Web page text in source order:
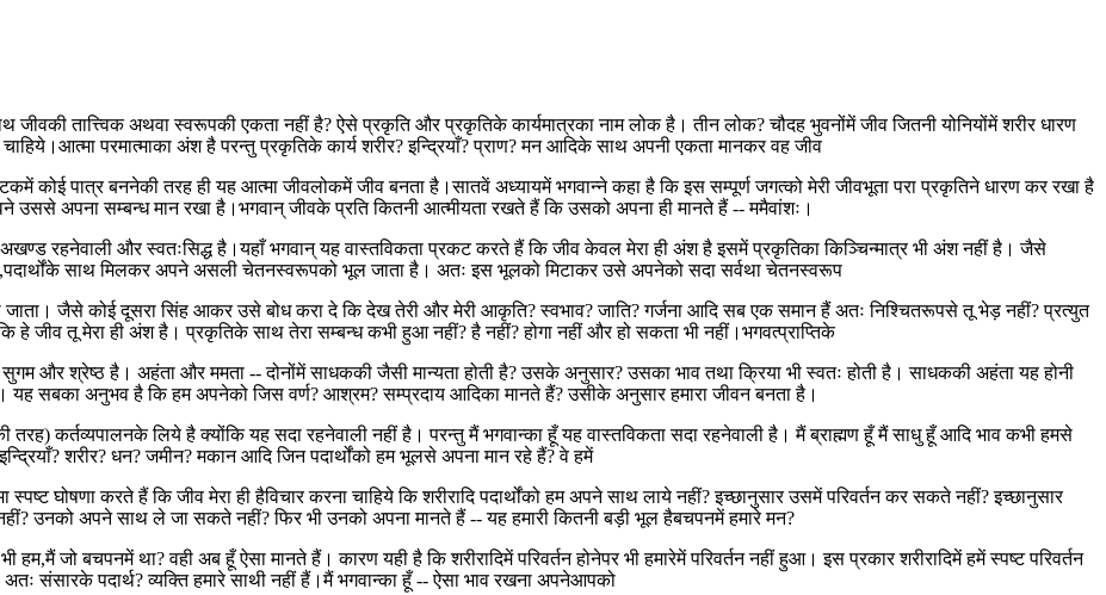
तात्त्विक अथवा स्वरूपकी एकता नहीं है? ऐसे प्रकृति और प्रकृतिके कार्यमात्रका नाम लोक है। तीन लोक? चौदह भुवनोंमें जीव जितनी योनियोंमें शरीर धारण
परमात्माका अंश है परन्तु प्रकृतिके कार्य शरीर? इन्द्रियाँ? प्राण? मन आदिके साथ अपनी एकता मानकर वह जीव
कोई पात्र बननेकी तरह ही यह आत्मा जीवलोकमें जीव बनता है।सातवें अध्यायमें भगवान्ने कहा है कि इस सम्पूर्ण जगत्को मेरी जीवभूता परा प्रकृतिने धारण कर रखा है
उससे अपना सम्बन्ध मान रखा है।भगवान् जीवके प्रति कितनी आत्मीयता रखते हैं कि उसको अपना ही मानते हैं -- ममैवांशः।
अखण्ड रहनेवाली और स्वतःसिद्ध है।यहाँ भगवान् यह वास्तविकता प्रकट करते हैं कि जीव केवल मेरा ही अंश है इसमें प्रकृतिका किञ्चिन्मात्र भी अंश नहीं है। जैसे
साथ मिलकर अपने असली चेतनस्वरूपको भूल जाता है। अतः इस भूलको मिटाकर उसे अपनेको सदा सर्वथा चेतनस्वरूप
जैसे कोई दूसरा सिंह आकर उसे बोध करा दे कि देख तेरी और मेरी आकृति? स्वभाव? जाति? गर्जना आदि सब एक समान हैं अतः निश्चितरूपसे तू भेड़ नहीं? प्रत्युत
हे जीव तू मेरा ही अंश है। प्रकृतिके साथ तेरा सम्बन्ध कभी हुआ नहीं? है नहीं? होगा नहीं और हो सकता भी नहीं।भगवत्प्राप्तिके
और श्रेष्ठ है। अहंता और ममता -- दोनोंमें साधककी जैसी मान्यता होती है? उसके अनुसार? उसका भाव तथा क्रिया भी स्वतः होती है। साधककी अहंता यह होनी
यह सबका अनुभव है कि हम अपनेको जिस वर्ण? आश्रम? सम्प्रदाय आदिका मानते हैं? उसीके अनुसार हमारा जीवन बनता है।
कर्तव्यपालनके लिये है क्योंकि यह सदा रहनेवाली नहीं है। परन्तु मैं भगवान्का हूँ यह वास्तविकता सदा रहनेवाली है। मैं ब्राह्मण हूँ मैं साधु हूँ आदि भाव कभी हमसे
शरीर? धन? जमीन? मकान आदि जिन पदार्थोंको हम भूलसे अपना मान रहे हैं? वे हमें
स्पष्ट घोषणा करते हैं कि जीव मेरा ही हैविचार करना चाहिये कि शरीरादि पदार्थोंको हम अपने साथ लाये नहीं? इच्छानुसार उसमें परिवर्तन कर सकते नहीं? इच्छानुसार
उनको अपने साथ ले जा सकते नहीं? फिर भी उनको अपना मानते हैं -- यह हमारी कितनी बड़ी भूल हैबचपनमें हमारे मन?
जो बचपनमें था? वही अब हूँ ऐसा मानते हैं। कारण यही है कि शरीरादिमें परिवर्तन होनेपर भी हमारेमें परिवर्तन नहीं हुआ। इस प्रकार शरीरादिमें हमें स्पष्ट परिवर्तन
अतः संसारके पदार्थ? व्यक्ति हमारे साथी नहीं हैं।मैं भगवान्का हूँ -- ऐसा भाव रखना अपनेआपको